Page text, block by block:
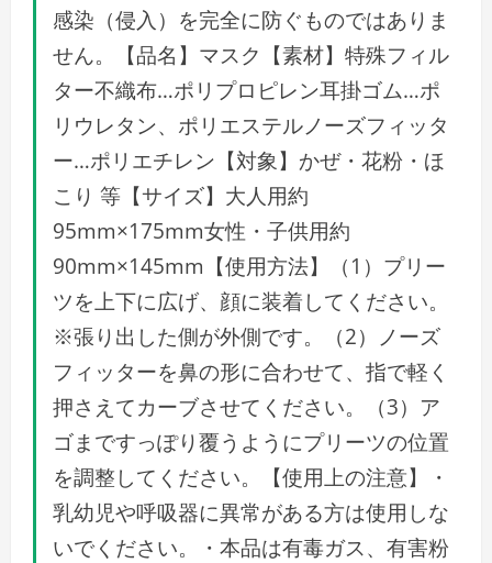
感染（侵入）を完全に防ぐものではありま
せん。【品名】マスク【素材】特殊フィル
ター不織布…ポリプロピレン耳掛ゴム…ポ
リウレタン、ポリエステルノーズフィッタ
ー…ポリエチレン【対象】かぜ・花粉・ほ
こり 等【サイズ】大人用約
95mm×175mm女性・子供用約
90mm×145mm【使用方法】（1）プリー
ツを上下に広げ、顔に装着してください。
※張り出した側が外側です。（2）ノーズ
フィッターを鼻の形に合わせて、指で軽く
押さえてカーブさせてください。（3）ア
ゴまですっぽり覆うようにプリーツの位置
を調整してください。【使用上の注意】・
乳幼児や呼吸器に異常がある方は使用しな
いでください。・本品は有毒ガス、有害粉